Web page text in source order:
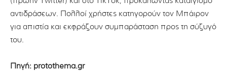
αντιδράσεων. Πολλοί χρήστες κατηγορούν τον Μπάιρον
για απιστία και εκφράζουν συμπαράσταση προς τη σύζυγό
του.
Πηγή: protothema.gr